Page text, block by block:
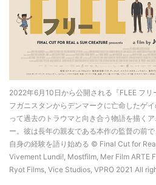
2022年6月10日から公開される『FLEE フ
フガニスタンからデンマークに亡命したゲ
って過去のトラウマと向き合う物語を描く
ー。彼は長年の親友である本作の監督の前
自身の経験を語り始める © Final Cut for
Vivement Lundi!, Mostfilm, Mer Film ARTE
Ryot Films, Vice Studios, VPRO 2021 All